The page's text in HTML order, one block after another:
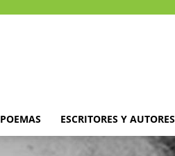
POEMAS ESCRITORES Y AUTORES